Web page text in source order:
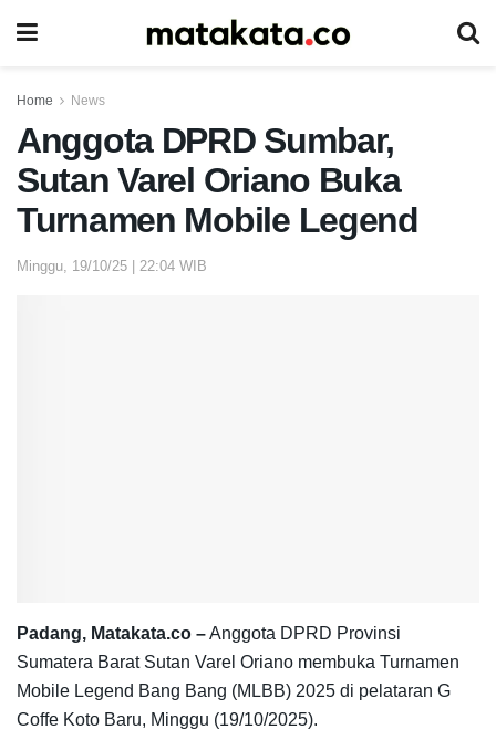
Home News
Anggota DPRD Sumbar,
Sutan Varel Oriano Buka
Turnamen Mobile Legend
Minggu, 19/10/25 | 22:04 WIB
Padang, Matakata.co –Anggota DPRD Provinsi
Sumatera Barat Sutan Varel Oriano membuka Turnamen
Mobile Legend Bang Bang (MLBB) 2025 di pelataran G
Coffe Koto Baru, Minggu (19/10/2025).